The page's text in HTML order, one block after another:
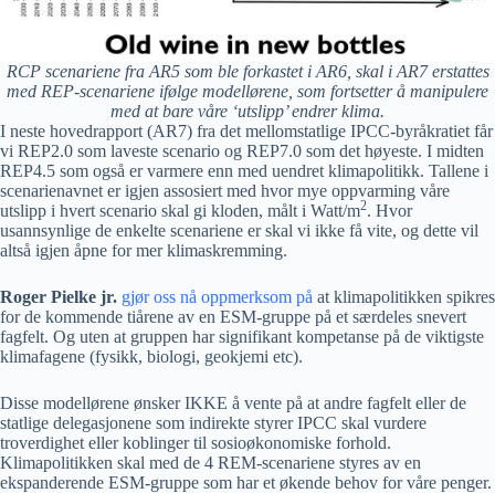
RCP scenariene fra AR5 som ble forkastet i AR6, skal i AR7 erstattes
med REP-scenariene ifølge modellørene, som fortsetter å manipulere
med at bare våre ‘utslipp’ endrer klima.
I neste hovedrapport (AR7) fra det mellomstatlige IPCC-byråkratiet får
vi REP2.0 som laveste scenario og REP7.0 som det høyeste. I midten
REP4.5 som også er varmere enn med uendret klimapolitikk. Tallene i
scenarienavnet er igjen assosiert med hvor mye oppvarming våre
utslipp i hvert scenario skal gi kloden, målt i Watt/m2. Hvor
usannsynlige de enkelte scenariene er skal vi ikke få vite, og dette vil
altså igjen åpne for mer klimaskremming.
Roger Pielke jr. gjør oss nå oppmerksom på at klimapolitikken spikres
for de kommende tiårene av en ESM-gruppe på et særdeles snevert
fagfelt. Og uten at gruppen har signifikant kompetanse på de viktigste
klimafagene (fysikk, biologi, geokjemi etc).
Disse modellørene ønsker IKKE å vente på at andre fagfelt eller de
statlige delegasjonene som indirekte styrer IPCC skal vurdere
troverdighet eller koblinger til sosioøkonomiske forhold.
Klimapolitikken skal med de 4 REM-scenariene styres av en
ekspanderende ESM-gruppe som har et økende behov for våre penger.